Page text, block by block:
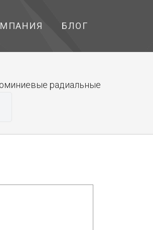
БЛОГ
радиальные